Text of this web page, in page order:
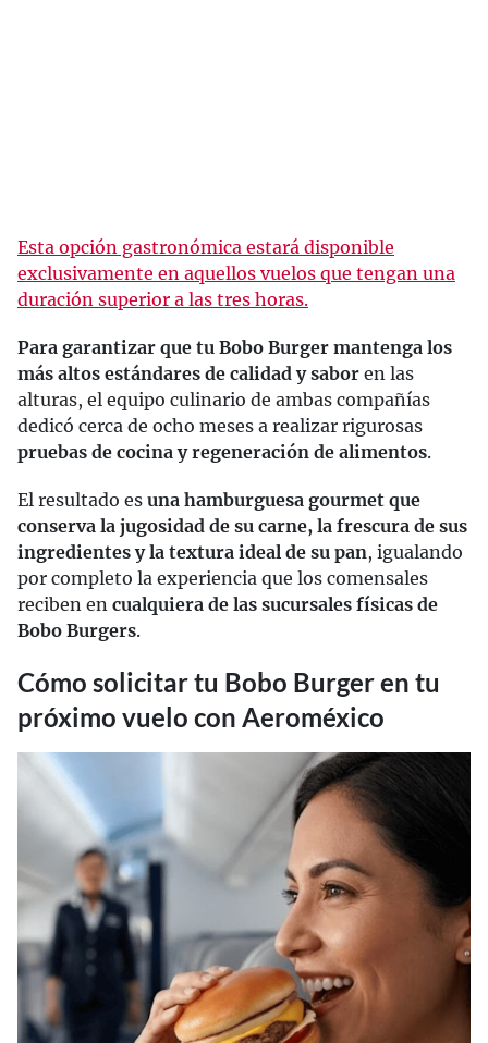
Esta opción gastronómica estará disponible
exclusivamente en aquellos vuelos que tengan una
duración superior a las tres horas.
Para garantizar que tu Bobo Burger mantenga los
más altos estándares de calidad y sabor en las
alturas, el equipo culinario de ambas compañías
dedicó cerca de ocho meses a realizar rigurosas
pruebas de cocina y regeneración de alimentos.
El resultado es una hamburguesa gourmet que
conserva la jugosidad de su carne, la frescura de sus
ingredientes y la textura ideal de su pan, igualando
por completo la experiencia que los comensales
reciben en cualquiera de las sucursales físicas de
Bobo Burgers.
Cómo solicitar tu Bobo Burger en tu
próximo vuelo con Aeroméxico